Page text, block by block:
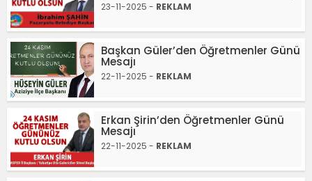
23-11-2025 - REKLAM
Başkan Güler’den Öğretmenler Günü
Mesajı
22-11-2025 - REKLAM
Erkan Şirin’den Öğretmenler Günü
Mesajı
22-11-2025 - REKLAM